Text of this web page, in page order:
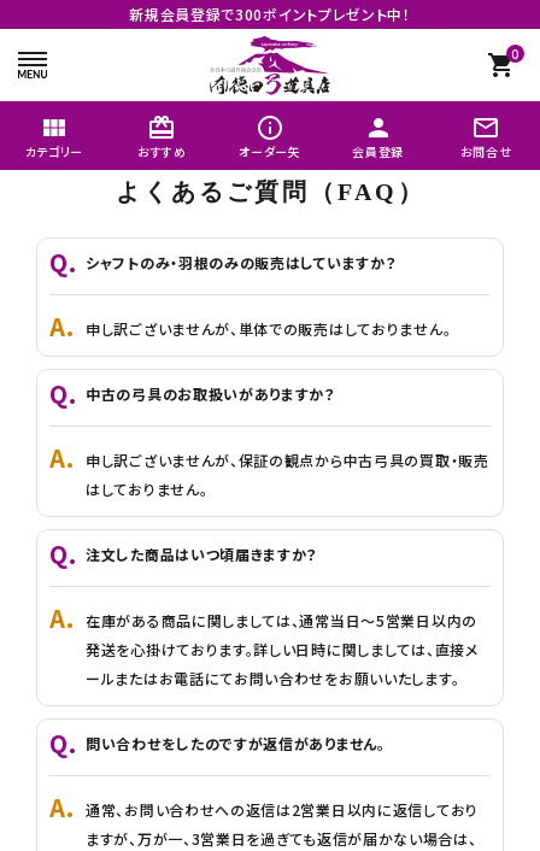
新規会員登録で300ポイントプレゼント中！
0
shopping_cart
view_module
カテゴリー
card_giftcard
おすすめ
info_outline
オーダー矢
person
会員登録
mail_outline
お問合せ
矢のオーダーメイド
おすすめ
商品カテゴリー
よく購入される商品
INFORMATIOM
よくあるご質問
配送方法
お支払方法
プライバシーポリシー
特定商取引法について
お問い合わせ
よくあるご質問（FAQ）
シャフトのみ・羽根のみの販売はしていますか？
申し訳ございませんが、単体での販売はしておりません。
中古の弓具のお取扱いがありますか？
申し訳ございませんが、保証の観点から中古弓具の買取・販売
はしておりません。
注文した商品はいつ頃届きますか？
在庫がある商品に関しましては、通常当日～5営業日以内の
発送を心掛けております。詳しい日時に関しましては、直接メ
ールまたはお電話にてお問い合わせをお願いいたします。
問い合わせをしたのですが返信がありません。
通常、お問い合わせへの返信は2営業日以内に返信しており
ますが、万が一、3営業日を過ぎても返信が届かない場合は、